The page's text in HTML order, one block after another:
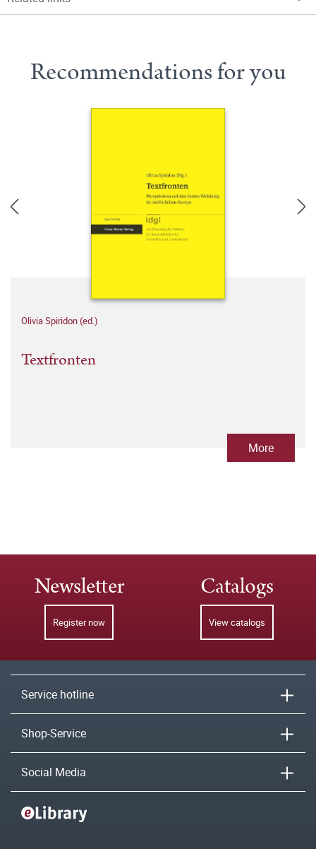
Recommendations for you
Olivia Spiridon (ed.)
Textfronten
More
Newsletter
Register now
Catalogs
View catalogs
Service hotline
Shop-Service
Social Media